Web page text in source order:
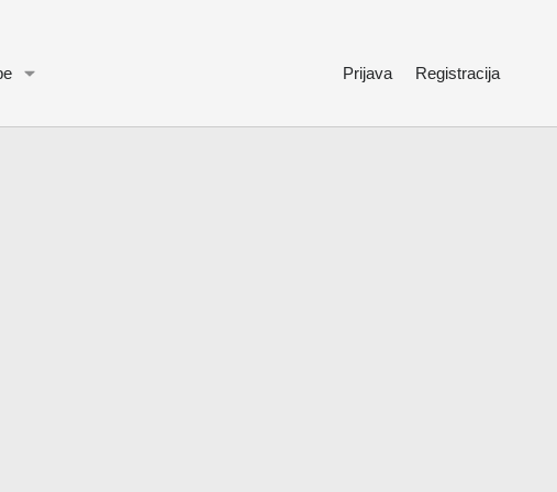
Prijava Registracija